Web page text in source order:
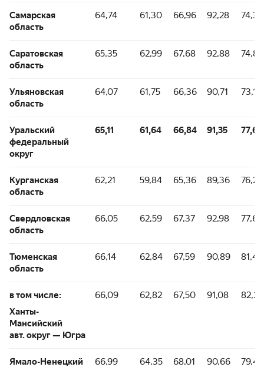
Самарская
область
64,74 61,30 66,96 92,28 74,36
Саратовская
область
65,35 62,99 67,68 92,88 74,87
Ульяновская
область
64,07 61,75 66,36 90,71 73,11
Уральский
федеральный
округ
65,11 61,64 66,84 91,35 77,63
Курганская
область
62,21 59,84 65,36 89,36 76,20
Свердловская
область
66,05 62,59 67,37 92,98 77,69
Тюменская
область
66,14 62,84 67,59 90,89 81,44
в том числе:
Ханты-
Мансийский
авт. округ — Югра
66,09 62,82 67,50 91,08 82,28
Ямало-Ненецкий 66,99 64,35 68,01 90,66 79,44